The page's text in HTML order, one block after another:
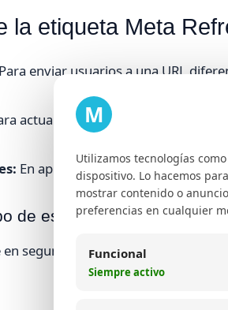
la etiqueta Meta
Para enviar usuarios a una URL
actualizar contenido en
En aplicaciones web para redirigir
de espera Meta Refresh
segundos y puede ser 0 para
M
Utilizamos tecnologías
dispositivo. Lo hacemos
mostrar contenido o
preferencias en cualquier
Funcional
Siempre activo